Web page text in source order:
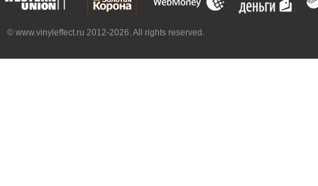
© www.vinyleffect.ru 2012-2026. All rights reserved.